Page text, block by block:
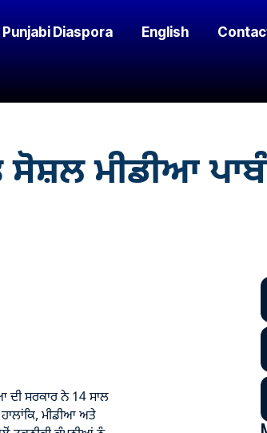
Punjabi Diaspora English
ਮੀਡੀਆ
ਦੀ ਸਰਕਾਰ ਨੇ 14 ਸਾਲ
ਮੀਡੀਆ ਅਤੇ